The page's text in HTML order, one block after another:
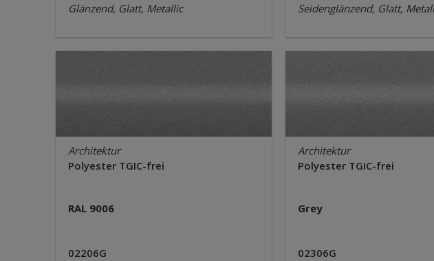
Glänzend, Glatt, Metallic
Seidenglänzend, Glatt,
Architektur
Polyester TGIC-frei
RAL 9006
02206G
Architektur
Polyester TGIC-frei
Grey
02306G